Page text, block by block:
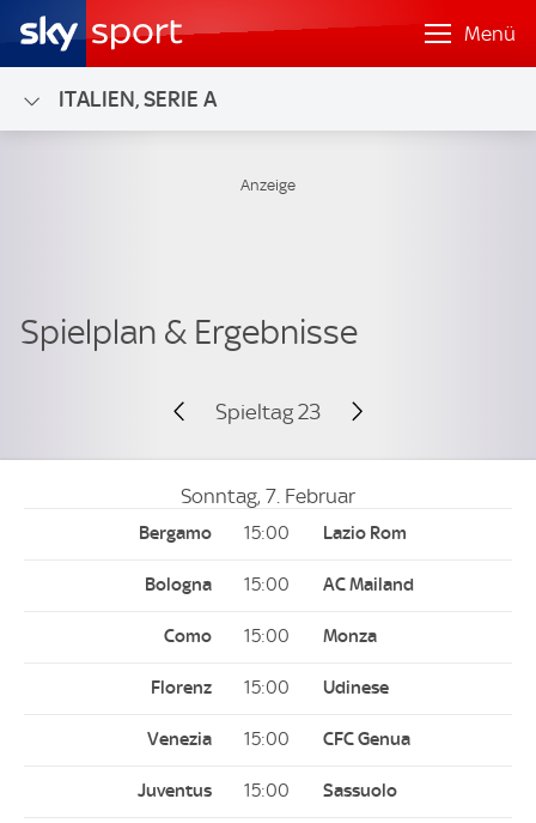
Menü
ITALIEN, SERIE A
Spieltag 23
Sonntag, 7. Februar
15:00
15:00
15:00
15:00
15:00
15:00